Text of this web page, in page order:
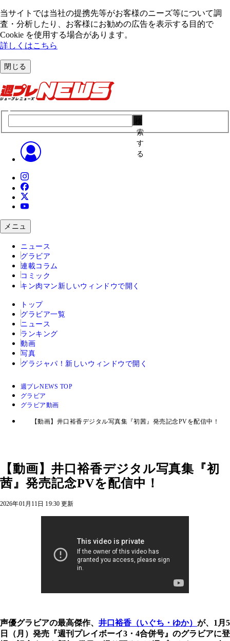
当サイトでは当社の提携先等がお客様のニーズ等について調
査・分析したり、お客様にお勧めの広告を表⽰する⽬的で
Cookie を使⽤する場合があります。
詳しくはこちら
閉じる
索
す
る
メニュ
ニュース
グラビア
連載コラム
コミック
キン肉マン 新しいウィンドウで開く
トップ
グラビア一覧
ニュース
ランキング
動画
写真
グラジャパ！ 新しいウィンドウで開く
週プレNEWS TOP
グラビア
グラビア動画
【動画】井口裕香デジタル写真集『初茜』発売記念PVを配信中！
【動画】井口裕香デジタル写真集『初
茜』発売記念PVを配信中！
2026年01月11日 19:30 更新
声優グラビアの最高傑作、 井口裕香（いぐち・ゆか） が、1月5
日（月）発売『週刊プレイボーイ3・4合併号』のグラビアに登